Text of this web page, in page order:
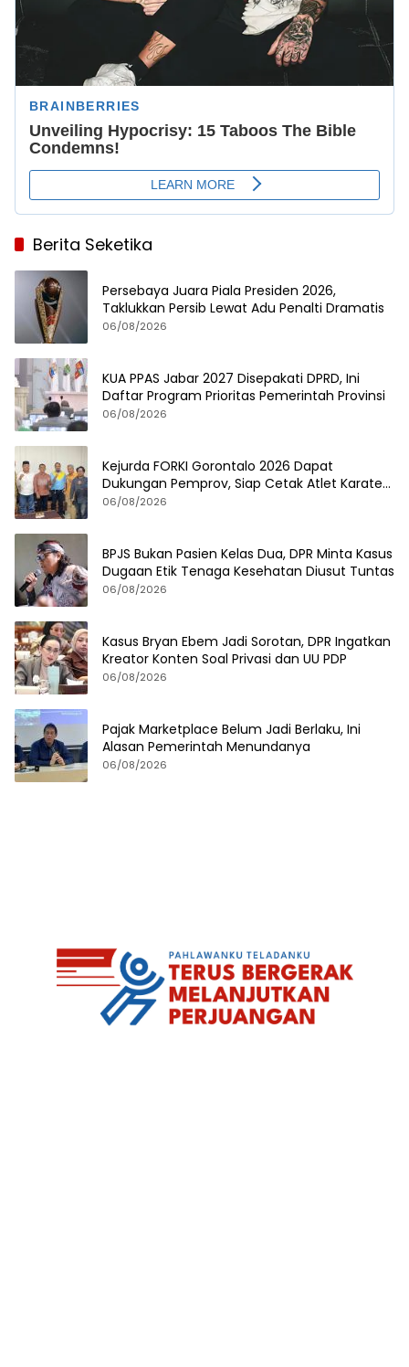
Berita Seketika
Persebaya Juara Piala Presiden 2026,
Taklukkan Persib Lewat Adu Penalti Dramatis
06/08/2026
KUA PPAS Jabar 2027 Disepakati DPRD, Ini
Daftar Program Prioritas Pemerintah Provinsi
06/08/2026
Kejurda FORKI Gorontalo 2026 Dapat
Dukungan Pemprov, Siap Cetak Atlet Karate
Berprestasi
06/08/2026
BPJS Bukan Pasien Kelas Dua, DPR Minta Kasus
Dugaan Etik Tenaga Kesehatan Diusut Tuntas
06/08/2026
Kasus Bryan Ebem Jadi Sorotan, DPR Ingatkan
Kreator Konten Soal Privasi dan UU PDP
06/08/2026
Pajak Marketplace Belum Jadi Berlaku, Ini
Alasan Pemerintah Menundanya
06/08/2026